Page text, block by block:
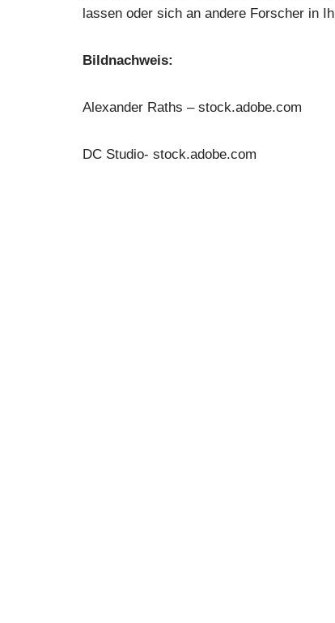
lassen oder sich an andere Forscher in
Bildnachweis:
Alexander Raths – stock.adobe.com
DC Studio- stock.adobe.com